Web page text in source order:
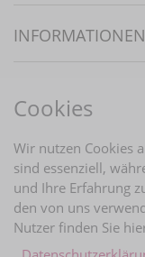
INFORMATIONEN
BRAUTINFOS
ZAHLUNGARTEN
Cookies
Wir nutzen Cookies
sind essenziell,
und Ihre Erfahrung
den von uns
Nutzer finden Sie